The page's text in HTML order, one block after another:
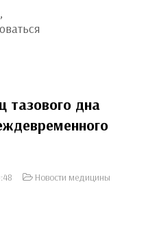
дна
Новости медицины